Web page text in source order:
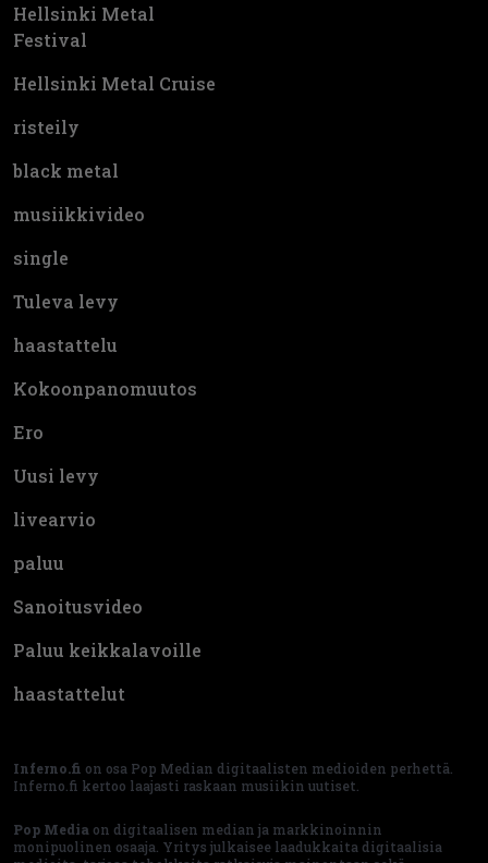
Hellsinki Metal
Festival
Hellsinki Metal Cruise
risteily
black metal
musiikkivideo
single
Tuleva levy
haastattelu
Kokoonpanomuutos
Ero
Uusi levy
livearvio
paluu
Sanoitusvideo
Paluu keikkalavoille
haastattelut
Inferno.fi on osa Pop Median digitaalisten medioiden perhettä.
Inferno.fi kertoo laajasti raskaan musiikin uutiset.
Pop Media on digitaalisen median ja markkinoinnin
monipuolinen osaaja. Yritys julkaisee laadukkaita digitaalisia